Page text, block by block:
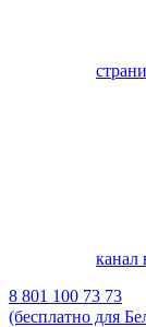
канал
8 801 100 73 73
(бесплатно для